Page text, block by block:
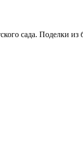
сада. Поделки